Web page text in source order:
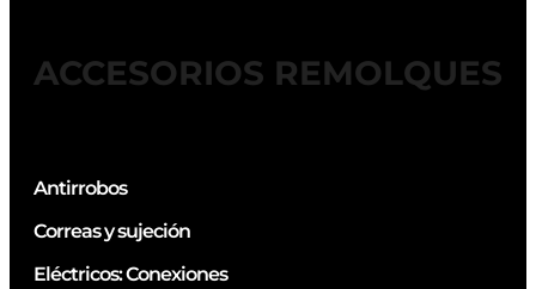
ACCESORIOS REMOLQUES
Antirrobos
Correas y sujeción
Eléctricos: Conexiones